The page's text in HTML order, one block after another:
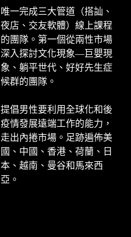
唯一完成三大管道（搭訕、
夜店、交友軟體）線上課程
的團隊。第一個從兩性市場
深入探討文化現象—巨嬰現
象、躺平世代、好好先生症
候群的團隊。
提倡男性要利用全球化和後
疫情發展遠端工作的能力，
走出內捲市場。足跡遍佈美
國、中國、香港、荷蘭、日
本、越南、曼谷和馬來西
亞。